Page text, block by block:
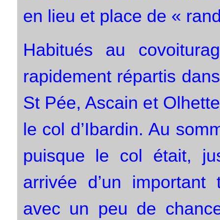
en lieu et place de «
Habitués au
rapidement répartis
St Pée, Ascain et
le col d’Ibardin. Au
puisque le col était,
arrivée d’un important
avec un peu de